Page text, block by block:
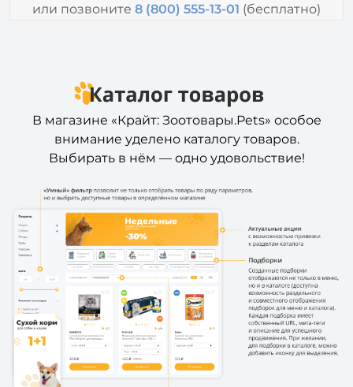
или позвоните 8 (800) 555-13-01 (бесплатно)
В магазине «Крайт: Зоотовары.Pets» особое
внимание уделено каталогу товаров.
Выбирать в нём — одно удовольствие!